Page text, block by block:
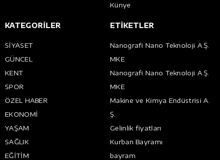
Künye
KATEGORİLER
SİYASET
GÜNCEL
KENT
SPOR
ÖZEL HABER
EKONOMİ
YAŞAM
SAĞLIK
EĞİTİM
ETİKETLER
Nanografi Nano Teknoloji A.Ş.
MKE
Nanografi Nano Teknoloji A.Ş.
MKE
Makine ve Kimya Endüstrisi A.
Ş.
Gelinlik fiyatları
Kurban Bayramı
bayram